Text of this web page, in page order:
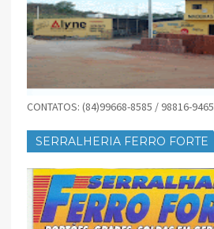
CONTATOS: (84)99668-8585 / 98816-9465
SERRALHERIA FERRO FORTE